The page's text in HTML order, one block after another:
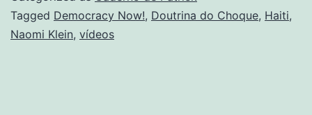
Tagged Democracy Now!, Doutrina do Choque, Haiti,
Naomi Klein, vídeos